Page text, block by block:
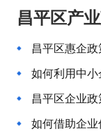
昌平区产
昌平区惠企
如何利用中
昌平区企业
如何借助企